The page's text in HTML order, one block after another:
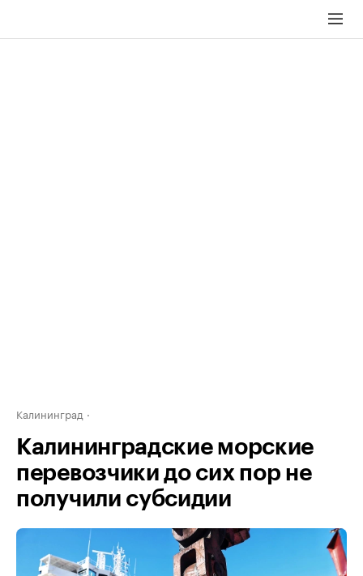
Калининград
Калининградские морские
перевозчики до сих пор не
получили субсидии